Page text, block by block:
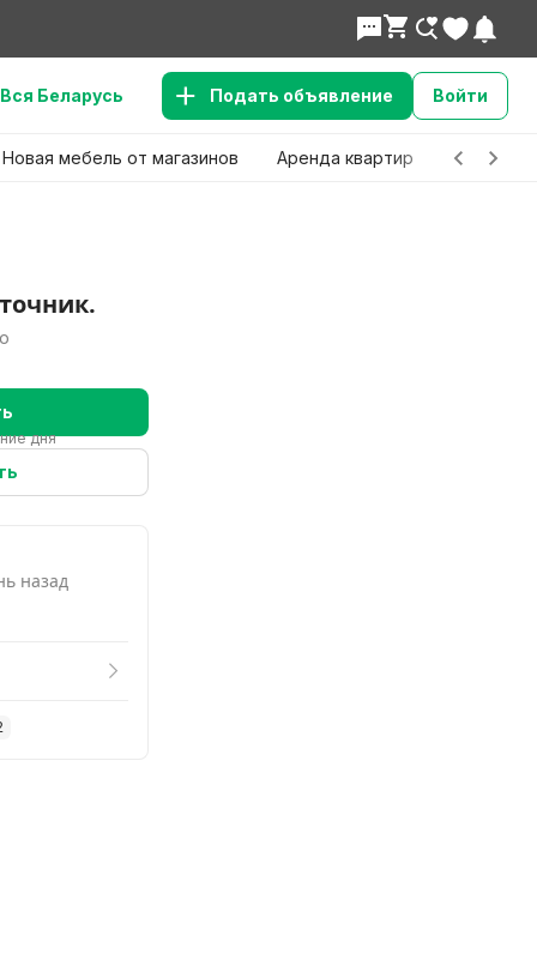
Вся Беларусь Подать объявление Войти
Новая мебель от магазинов Аренда квартир Детские
дня
назад